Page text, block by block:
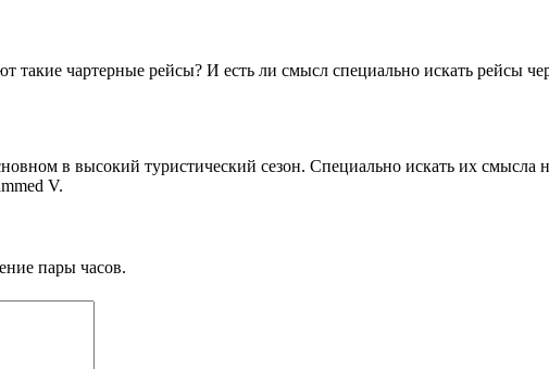
чартерные рейсы? И есть ли смысл специально искать рейсы
в высокий туристический сезон. Специально искать их смысла
V.
пары часов.